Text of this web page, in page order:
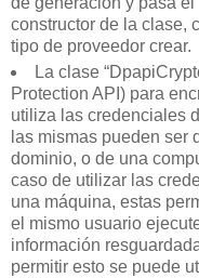
constructor de la clase,
tipo de proveedor crear.
La clase
Protection API) para
utiliza las credenciales
las mismas pueden ser
dominio, o de una
caso de utilizar las
una máquina, estas
el mismo usuario
información
permitir esto se puede